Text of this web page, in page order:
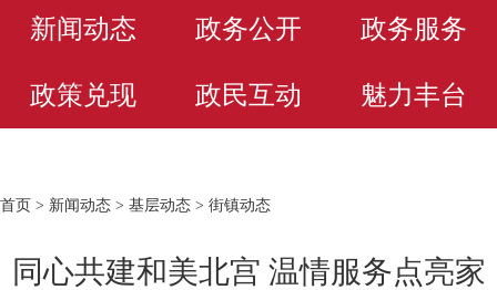
新闻动态 政务公开 政务服务
政策兑现 政民互动 魅力丰台
首页 > 新闻动态 > 基层动态 > 街镇动态
同心共建和美北宫 温情服务点亮家